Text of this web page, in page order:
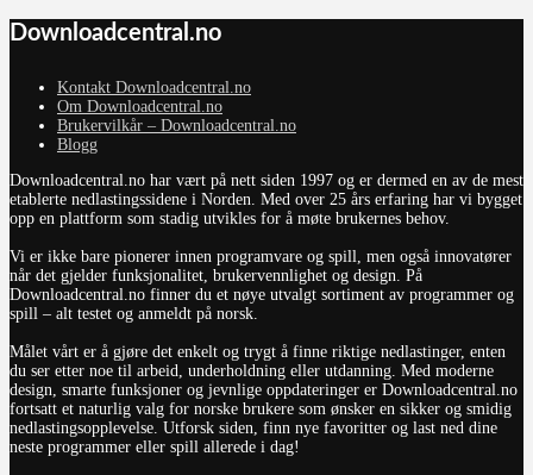
Downloadcentral.no
Kontakt Downloadcentral.no
Om Downloadcentral.no
Brukervilkår – Downloadcentral.no
Blogg
Downloadcentral.no har vært på nett siden 1997 og er dermed en av de mest
etablerte nedlastingssidene i Norden. Med over 25 års erfaring har vi bygget
opp en plattform som stadig utvikles for å møte brukernes behov.
Vi er ikke bare pionerer innen programvare og spill, men også innovatører
når det gjelder funksjonalitet, brukervennlighet og design. På
Downloadcentral.no finner du et nøye utvalgt sortiment av programmer og
spill – alt testet og anmeldt på norsk.
Målet vårt er å gjøre det enkelt og trygt å finne riktige nedlastinger, enten
du ser etter noe til arbeid, underholdning eller utdanning. Med moderne
design, smarte funksjoner og jevnlige oppdateringer er Downloadcentral.no
fortsatt et naturlig valg for norske brukere som ønsker en sikker og smidig
nedlastingsopplevelse. Utforsk siden, finn nye favoritter og last ned dine
neste programmer eller spill allerede i dag!